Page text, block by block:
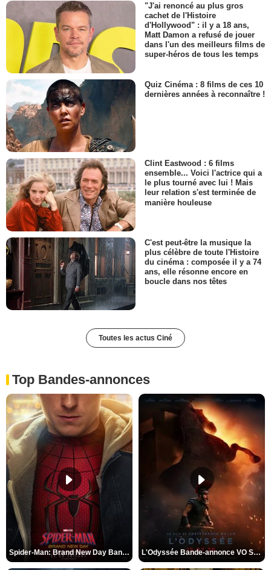
"J'ai renoncé au plus gros
cachet de l'Histoire
d'Hollywood" : il y a 18 ans,
Matt Damon a refusé de jouer
dans l'un des meilleurs films de
super-héros de tous les temps
Quiz Cinéma : 8 films de ces 10
dernières années à reconnaître !
Clint Eastwood : 6 films
ensemble... Voici l'actrice qui a
le plus tourné avec lui ! Mais
leur relation s'est terminée de
manière houleuse
C'est peut-être la musique la
plus célèbre de toute l'Histoire
du cinéma : composée il y a 74
ans, elle résonne encore en
boucle dans nos têtes
Toutes les actus Ciné
Top Bandes-annonces
Spider-Man: Brand New Day Bande-annonce VO STFR L'Odyssée Bande-annonce VO STFR